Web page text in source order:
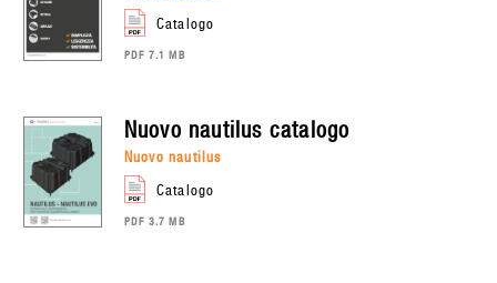
catalogo
PDF 7.1 MB
nuovo nautilus catalogo
nuovo nautilus
catalogo
PDF 3.7 MB